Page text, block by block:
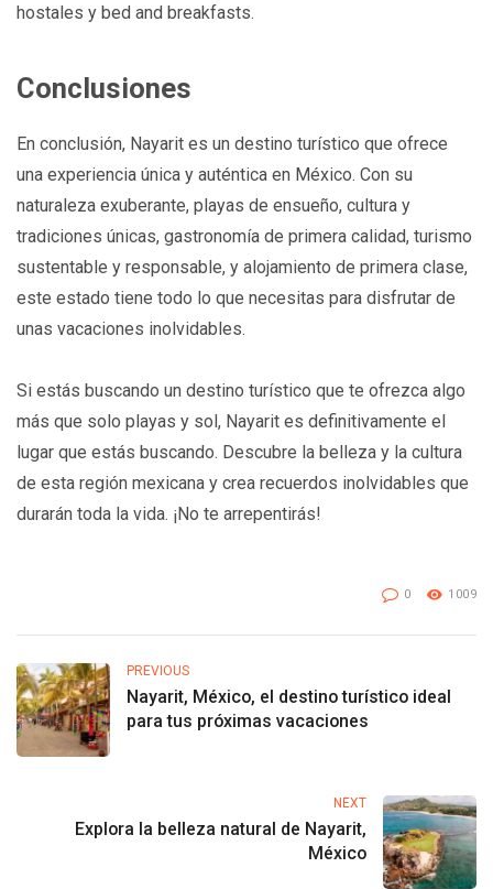
hostales y bed and breakfasts.
Conclusiones
En conclusión, Nayarit es un destino turístico que ofrece
una experiencia única y auténtica en México. Con su
naturaleza exuberante, playas de ensueño, cultura y
tradiciones únicas, gastronomía de primera calidad, turismo
sustentable y responsable, y alojamiento de primera clase,
este estado tiene todo lo que necesitas para disfrutar de
unas vacaciones inolvidables.
Si estás buscando un destino turístico que te ofrezca algo
más que solo playas y sol, Nayarit es definitivamente el
lugar que estás buscando. Descubre la belleza y la cultura
de esta región mexicana y crea recuerdos inolvidables que
durarán toda la vida. ¡No te arrepentirás!
0 1009
PREVIOUS
Nayarit, México, el destino turístico ideal
para tus próximas vacaciones
NEXT
Explora la belleza natural de Nayarit,
México